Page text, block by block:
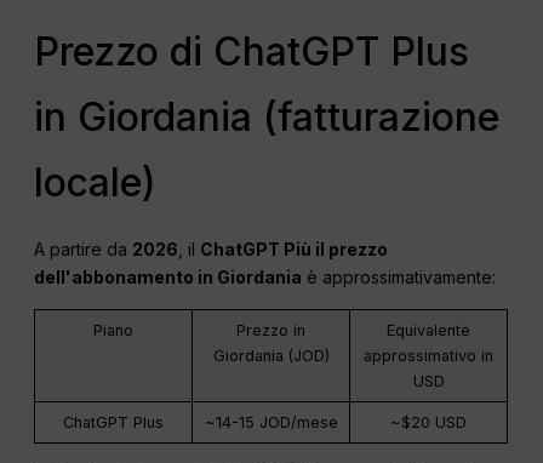
Prezzo di ChatGPT Plus
in Giordania (fatturazione
locale)
A partire da 2026 , il ChatGPT Più il prezzo
dell'abbonamento in Giordania è approssimativamente:
Piano
Prezzo in
Giordania (JOD)
Equivalente
approssimativo in
USD
ChatGPT Plus ~14-15 JOD/mese ~$20 USD